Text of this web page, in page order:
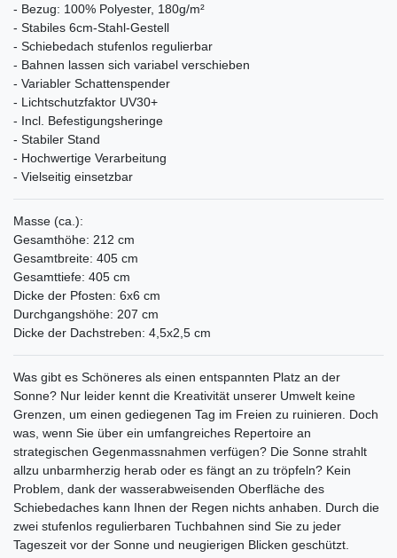
- Bezug: 100% Polyester, 180g/m²
- Stabiles 6cm-Stahl-Gestell
- Schiebedach stufenlos regulierbar
- Bahnen lassen sich variabel verschieben
- Variabler Schattenspender
- Lichtschutzfaktor UV30+
- Incl. Befestigungsheringe
- Stabiler Stand
- Hochwertige Verarbeitung
- Vielseitig einsetzbar
Masse (ca.):
Gesamthöhe: 212 cm
Gesamtbreite: 405 cm
Gesamttiefe: 405 cm
Dicke der Pfosten: 6x6 cm
Durchgangshöhe: 207 cm
Dicke der Dachstreben: 4,5x2,5 cm
Was gibt es Schöneres als einen entspannten Platz an der
Sonne? Nur leider kennt die Kreativität unserer Umwelt keine
Grenzen, um einen gediegenen Tag im Freien zu ruinieren. Doch
was, wenn Sie über ein umfangreiches Repertoire an
strategischen Gegenmassnahmen verfügen? Die Sonne strahlt
allzu unbarmherzig herab oder es fängt an zu tröpfeln? Kein
Problem, dank der wasserabweisenden Oberfläche des
Schiebedaches kann Ihnen der Regen nichts anhaben. Durch die
zwei stufenlos regulierbaren Tuchbahnen sind Sie zu jeder
Tageszeit vor der Sonne und neugierigen Blicken geschützt.